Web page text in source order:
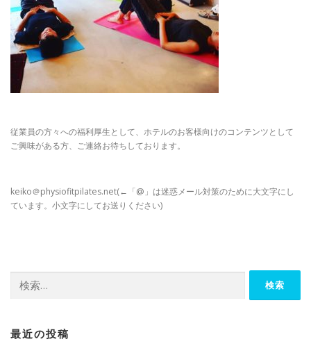
従業員の方々への福利厚生として、ホテルのお客様向けのコンテンツとして
ご興味がある方、ご連絡お待ちしております。
keiko＠physiofitpilates.net(←「@」は迷惑メール対策のために大文字にし
ています。小文字にしてお送りください)
索:
最近の投稿